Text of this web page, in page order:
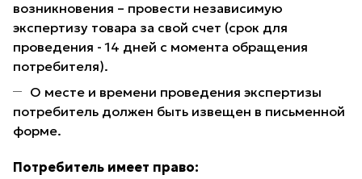
возникновения – провести независимую
экспертизу товара за свой счет (срок для
проведения - 14 дней с момента обращения
потребителя).
О месте и времени проведения экспертизы
потребитель должен быть извещен в письменной
форме.
Потребитель имеет право: